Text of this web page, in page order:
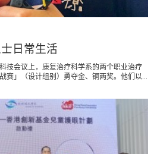
日常生活
技会议上，康复治疗科学系的两个职业治疗
赛」（设计组别）勇夺金、铜两奖。他们以...